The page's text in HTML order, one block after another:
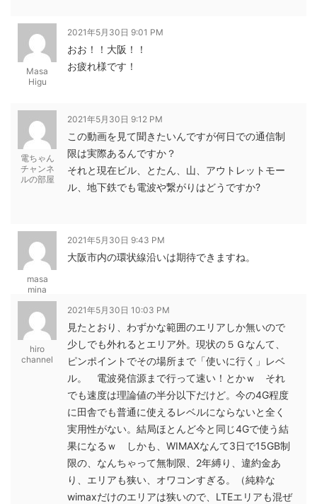
Masa
Higu
2021年5月30日 9:01 PM
おお！！大阪！！
お疲れ様です！
電ちゃん
チャンネ
ルの部屋
2021年5月30日 9:12 PM
この動画を見て聞きたいんですが何日での通信制
限は実際あるんですか？
それと現在ビル、とたん、山、アウトレットモー
ル、地下鉄でも電波や繋がりはどうですか?
masa
mina
2021年5月30日 9:43 PM
大阪市内の環状線沿いは期待できますね。
hiro
channel
2021年5月30日 10:03 PM
見たとおり、わずかな範囲のエリアしか無いので
少しでも外れるとエリア外。現状の５Ｇなんて、
ピンポイントでその場所まで「使いに行く」レベ
ル。 電波発信源まで行って速い！とかｗ それ
でも速度は理論値の半分以下だけど。今の4G程度
に田舎でも普通に使えるレベルにならないと全く
実用性がない。結局ほとんど今と同じ4Gで使う結
果になるｗ しかも、WIMAXなんて3日で15GB制
限の、なんちゃって無制限、2年縛り、違約金あ
り、エリアも狭い、オワコンすぎる。（純粋な
wimaxだけのエリアは狭いので、LTEエリアも混ぜ